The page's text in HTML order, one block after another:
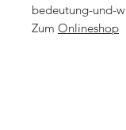
bedeutung-und-
Zum Onlineshop